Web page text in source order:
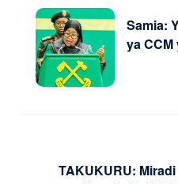
Samia:
ya CCM
TAKUKURU: